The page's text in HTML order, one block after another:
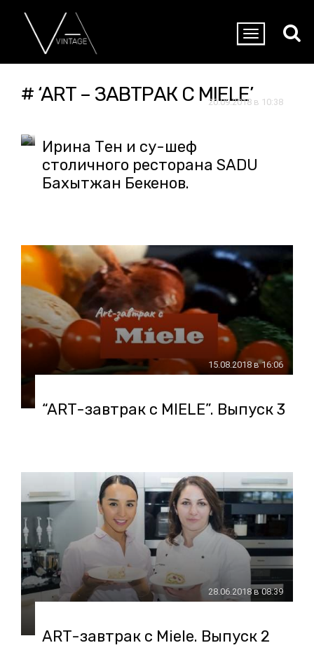
# ‘ART – ЗАВТРАК С MIELE’
20.09.2018 в 10:38
Ирина Тен и су-шеф
столичного ресторана SADU
Бахытжан Бекенов.
15.08.2018 в 16:06
“ART-завтрак с MIELE”. Выпуск 3
28.06.2018 в 08:39
ART-завтрак с Miele. Выпуск 2